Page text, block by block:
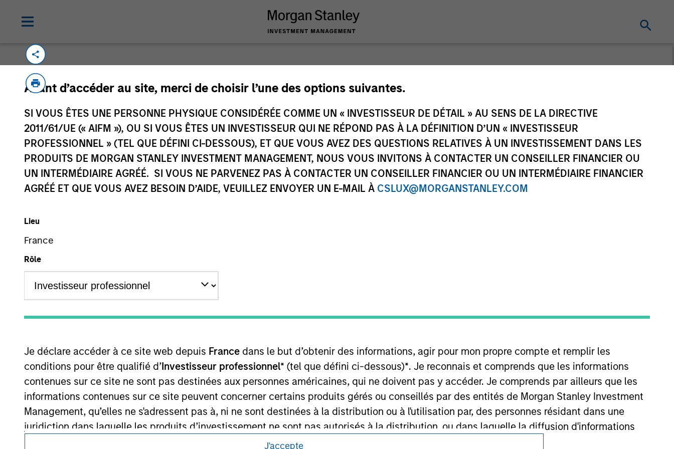
Avant d’accéder au site, merci de choisir l’une des options suivantes.
SI VOUS ÊTES UNE PERSONNE PHYSIQUE CONSIDÉRÉE COMME UN « INVESTISSEUR DE DÉTAIL » AU SENS DE LA DIRECTIVE
2011/61/UE (« AIFM »), OU SI VOUS ÊTES UN INVESTISSEUR QUI NE RÉPOND PAS À LA DÉFINITION D’UN « INVESTISSEUR
PROFESSIONNEL » (TEL QUE DÉFINI CI-DESSOUS), ET QUE VOUS AVEZ DES QUESTIONS RELATIVES À UN INVESTISSEMENT DANS LES
PRODUITS DE MORGAN STANLEY INVESTMENT MANAGEMENT, NOUS VOUS INVITONS À CONTACTER UN CONSEILLER FINANCIER OU
UN INTERMÉDIAIRE AGRÉÉ. SI VOUS NE PARVENEZ PAS À CONTACTER UN CONSEILLER FINANCIER OU UN INTERMÉDIAIRE FINANCIER
AGRÉÉ ET QUE VOUS AVEZ BESOIN D’AIDE, VEUILLEZ ENVOYER UN E-MAIL À CSLUX@MORGANSTANLEY.COM
Lieu
France
Rôle
Je déclare accéder à ce site web depuis France dans le but d’obtenir des informations, agir pour mon propre compte et remplir les
conditions pour être qualifié d’Investisseur professionnel* (tel que défini ci-dessous)*. Je reconnais et comprends que les informations
contenues sur ce site ne sont pas destinées aux personnes américaines, qui ne doivent pas y accéder. Je comprends par ailleurs que les
informations contenues sur ce site peuvent concerner certains produits gérés ou conseillés par des entités de Morgan Stanley Investment
Management, qu’elles ne s'adressent pas à, ni ne sont destinées à la distribution ou à l'utilisation par, des personnes résidant dans une
juridiction dans laquelle les produits d’investissement ne sont pas autorisés à la distribution, ou dans laquelle la diffusion d'informations
J'accepte
Morgan Stanley
Morgan Stanley Careers
procédure, car celles-ci mentionnent des restrictions légales et réglementaires applicables à la diffusion
Les services décrits sur ce site Web peuvent ne pas être disponibles dans certaines juridictions ou pour
© 2026 Morgan Stanley. Tous droits réservés.